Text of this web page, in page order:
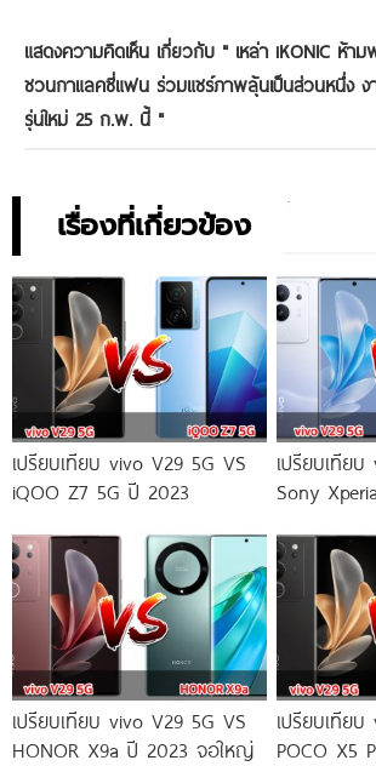
แสดงความคิดเห็น เกี่ยวกับ " เหล่า iKONIC ห้า
ชวนกาแลคซี่แฟน ร่วมแชร์ภาพลุ้นเป็นส่วนหนึ่ง ง
รุ่นใหม่ 25 ก.พ. นี้ "
เรื่องที่เกี่ยวข้อง
เปรียบเทียบ vivo V29 5G VS
iQOO Z7 5G ปี 2023
เปรียบเทีย
Sony
เปรียบเทียบ vivo V29 5G VS
HONOR X9a ปี 2023 จอใหญ่
เปรียบเทีย
POCO X5